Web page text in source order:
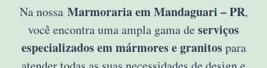
Na nossa Marmoraria em Mandaguari – PR,
você encontra uma ampla gama de serviços
especializados em mármores e granitospara